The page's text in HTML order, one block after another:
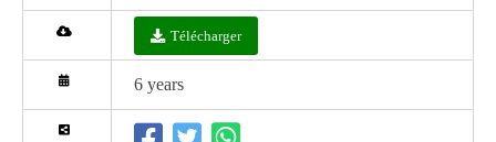
Télécharger
6 years